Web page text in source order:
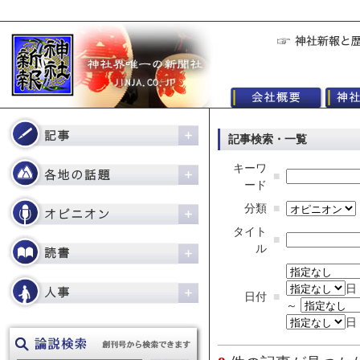
記事検索・一覧
キーワ
ード
■
分類 ■
タイト
ル
■
日付 ■
日
～
日